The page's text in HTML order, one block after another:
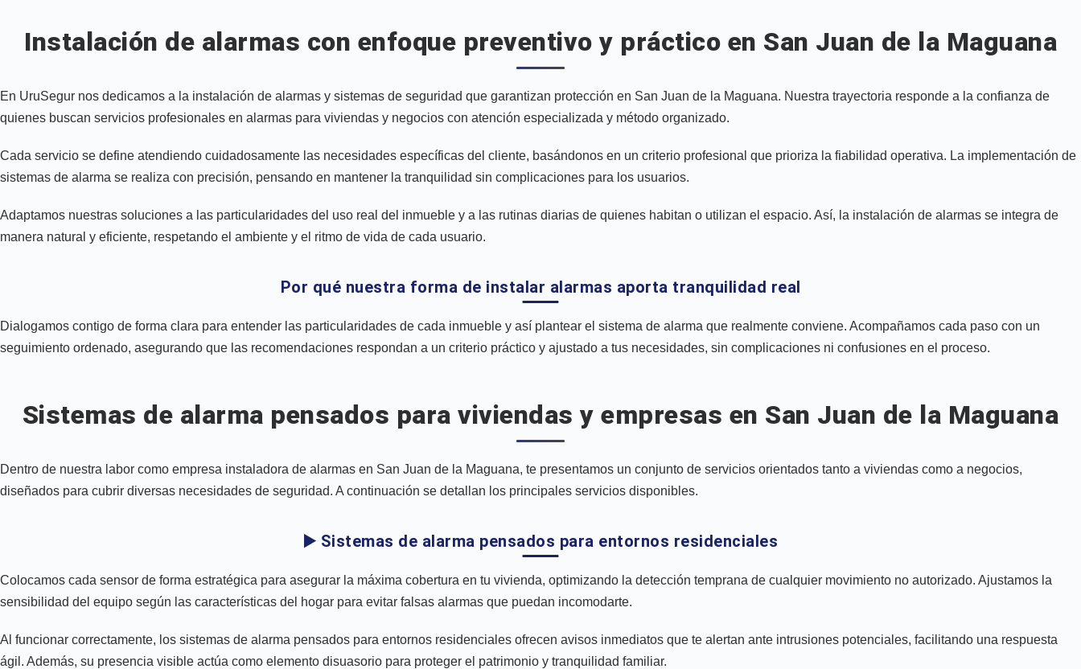
Instalación de alarmas con enfoque preventivo y práctico en San Juan de la Maguana
En UruSegur nos dedicamos a la instalación de alarmas y sistemas de seguridad que garantizan protección en San Juan de la Maguana. Nuestra trayectoria responde a la confianza de
quienes buscan servicios profesionales en alarmas para viviendas y negocios con atención especializada y método organizado.
Cada servicio se define atendiendo cuidadosamente las necesidades específicas del cliente, basándonos en un criterio profesional que prioriza la fiabilidad operativa. La implementación de
sistemas de alarma se realiza con precisión, pensando en mantener la tranquilidad sin complicaciones para los usuarios.
Adaptamos nuestras soluciones a las particularidades del uso real del inmueble y a las rutinas diarias de quienes habitan o utilizan el espacio. Así, la instalación de alarmas se integra de
manera natural y eficiente, respetando el ambiente y el ritmo de vida de cada usuario.
Por qué nuestra forma de instalar alarmas aporta tranquilidad real
Dialogamos contigo de forma clara para entender las particularidades de cada inmueble y así plantear el sistema de alarma que realmente conviene. Acompañamos cada paso con un
seguimiento ordenado, asegurando que las recomendaciones respondan a un criterio práctico y ajustado a tus necesidades, sin complicaciones ni confusiones en el proceso.
Sistemas de alarma pensados para viviendas y empresas en San Juan de la Maguana
Dentro de nuestra labor como empresa instaladora de alarmas en San Juan de la Maguana, te presentamos un conjunto de servicios orientados tanto a viviendas como a negocios,
diseñados para cubrir diversas necesidades de seguridad. A continuación se detallan los principales servicios disponibles.
▶️ Sistemas de alarma pensados para entornos residenciales
Colocamos cada sensor de forma estratégica para asegurar la máxima cobertura en tu vivienda, optimizando la detección temprana de cualquier movimiento no autorizado. Ajustamos la
sensibilidad del equipo según las características del hogar para evitar falsas alarmas que puedan incomodarte.
Al funcionar correctamente, los sistemas de alarma pensados para entornos residenciales ofrecen avisos inmediatos que te alertan ante intrusiones potenciales, facilitando una respuesta
ágil. Además, su presencia visible actúa como elemento disuasorio para proteger el patrimonio y tranquilidad familiar.